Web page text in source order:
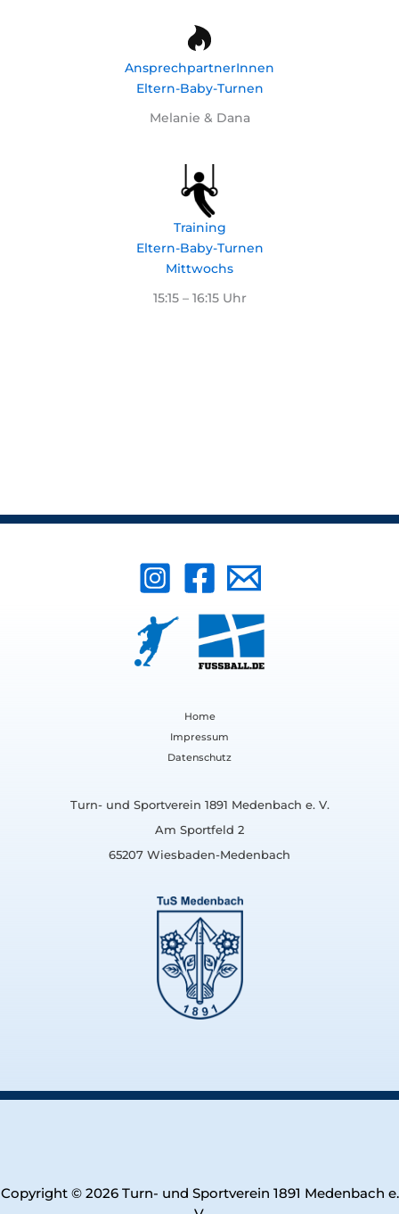
AnsprechpartnerInnen
Eltern-Baby-Turnen
Melanie & Dana
Training
Eltern-Baby-Turnen
Mittwochs
15:15 – 16:15 Uhr
Home
Impressum
Datenschutz
Turn- und Sportverein 1891 Medenbach e. V.
Am Sportfeld 2
65207 Wiesbaden-Medenbach
Copyright © 2026 Turn- und Sportverein 1891 Medenbach e.